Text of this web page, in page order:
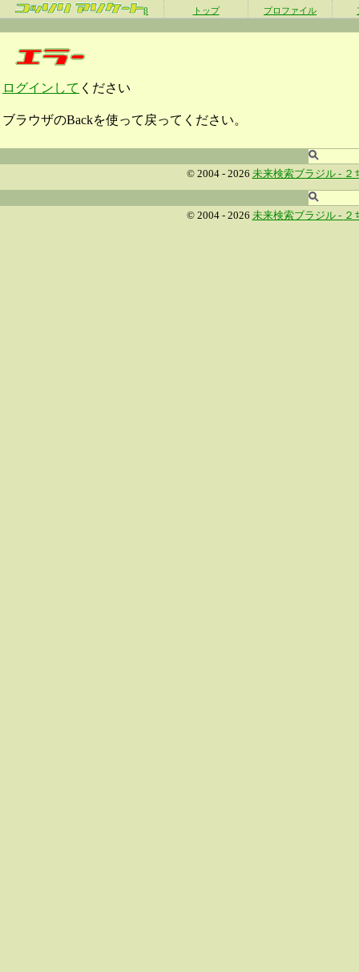
β トップ プロファイル
ログインして ください
ブラウザのBackを使って戻ってください。
© 2004 - 2026 未来検索ブラジル - ２
© 2004 - 2026 未来検索ブラジル - ２